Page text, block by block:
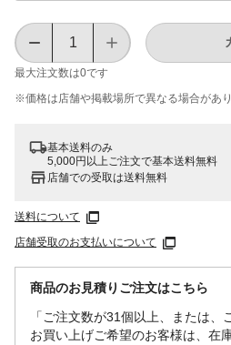
最大注文数は0です
※価格は​店舗や​掲載場所で​異なる​場合が​あり
基本送料のみ
5,000円以上ご注文で基本送料無料
店舗での受取は送料無料
送料について
店舗受取のお支払いについて
商品のお見積りご注文はこちら
「ご注文数が31個以上、または
お買い上げご希望のお客様は、在